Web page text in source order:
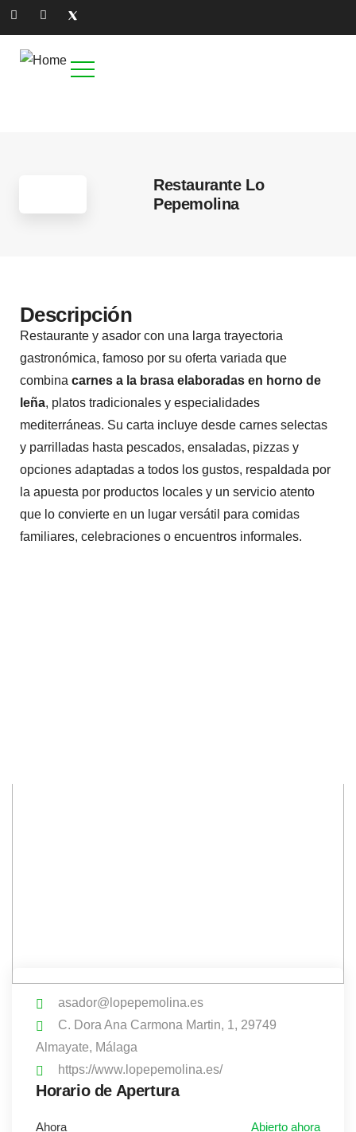
Restaurante Lo
Pepemolina
Descripción
Restaurante y asador con una larga trayectoria
gastronómica, famoso por su oferta variada que
combina carnes a la brasa elaboradas en horno de
leña, platos tradicionales y especialidades
mediterráneas. Su carta incluye desde carnes selectas
y parrilladas hasta pescados, ensaladas, pizzas y
opciones adaptadas a todos los gustos, respaldada por
la apuesta por productos locales y un servicio atento
que lo convierte en un lugar versátil para comidas
familiares, celebraciones o encuentros informales.
asador@lopepemolina.es
C. Dora Ana Carmona Martin, 1, 29749
Almayate, Málaga
https://www.lopepemolina.es/
Horario de Apertura